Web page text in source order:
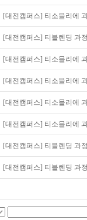
[대전캠퍼스] 티소믈리에
[대전캠퍼스] 티블렌딩 과
[대전캠퍼스] 티소믈리에
[대전캠퍼스] 티소믈리에
[대전캠퍼스] 티소믈리에
[대전캠퍼스] 티소믈리에
[대전캠퍼스] 티블렌딩 과
[대전캠퍼스] 티블렌딩 과